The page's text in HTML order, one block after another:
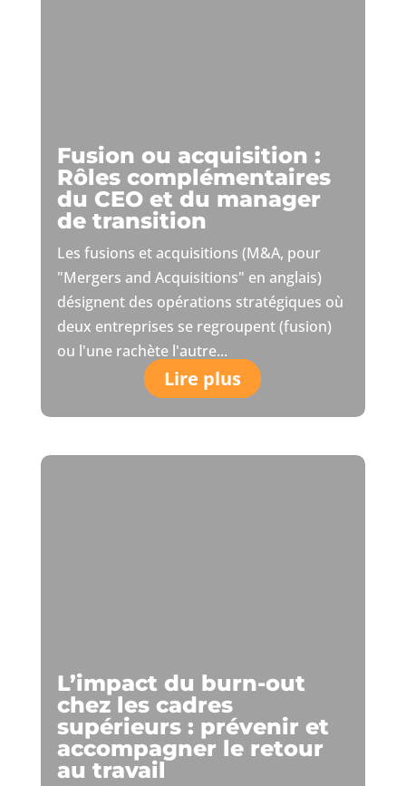
Fusion ou acquisition :
Rôles complémentaires
du CEO et du manager
de transition
Les fusions et acquisitions (M&A, pour
"Mergers and Acquisitions" en anglais)
désignent des opérations stratégiques où
deux entreprises se regroupent (fusion)
ou l'une rachète l'autre...
Lire plus
L’impact du burn-out
chez les cadres
supérieurs : prévenir et
accompagner le retour
au travail